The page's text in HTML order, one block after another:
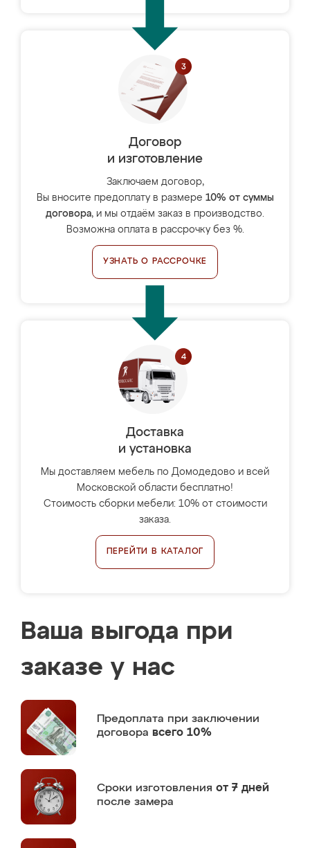
Договор
и изготовление
Заключаем договор,
Вы вносите предоплату в размере 10% от суммы
договора, и мы отдаём заказ в производство.
Возможна оплата в рассрочку без %.
УЗНАТЬ О РАССРОЧКЕ
Доставка
и установка
Мы доставляем мебель по Домодедово и всей
Московской области бесплатно!
Стоимость сборки мебели: 10% от стоимости
заказа.
ПЕРЕЙТИ В КАТАЛОГ
Ваша выгода при
заказе у нас
Предоплата при заключении
договора всего 10%
Сроки изготовления от 7 дней
после замера